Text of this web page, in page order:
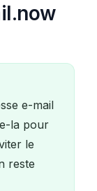
e-mail
la pour
le
reste